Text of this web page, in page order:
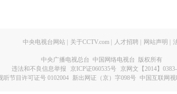
中央电视台网站 关于CCTV.com 人才招聘 网站声明
中央广播电视总台 中国网络电视台 版权所有
违法和不良信息举报
京ICP证060535号
京网文【2014】
听节目许可证号 0102004 新出网证（京）字098号 中国互联网